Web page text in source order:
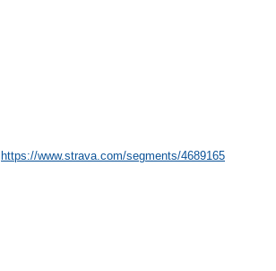
https://www.strava.com/segments/4689165